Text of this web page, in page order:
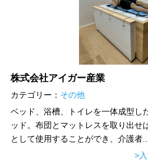
株式会社アイガー産業
カテゴリー： その他
ベッド、浴槽、トイレを一体成型し
ッド。布団とマットレスを取り出せ
として使用することができ、介護者...
>